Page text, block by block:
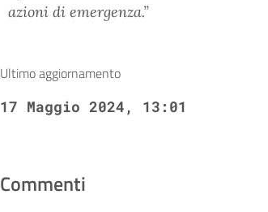
azioni di emergenza.”
Ultimo aggiornamento
17 Maggio 2024, 13:01
Commenti